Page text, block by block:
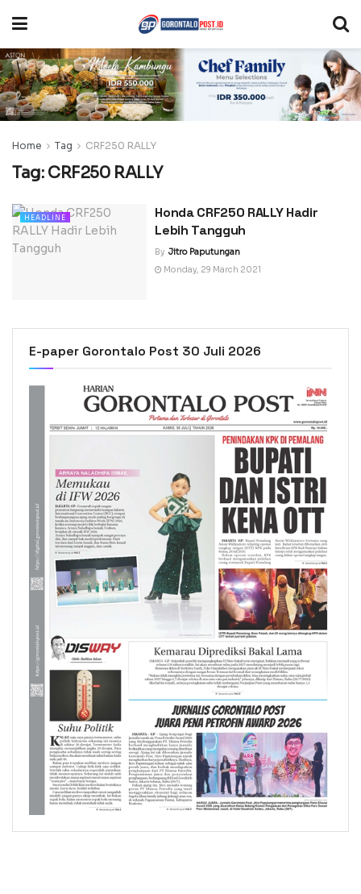
Home Tag CRF250 RALLY
Tag: CRF250 RALLY
HEADLINE
Honda CRF250 RALLY Hadir
Lebih Tangguh
By Jitro Paputungan
Monday, 29 March 2021
E-paper Gorontalo Post 30 Juli 2026